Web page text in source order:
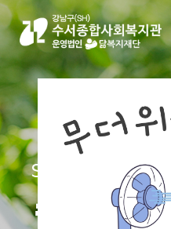
SUSEO SOCIAL
수서종합